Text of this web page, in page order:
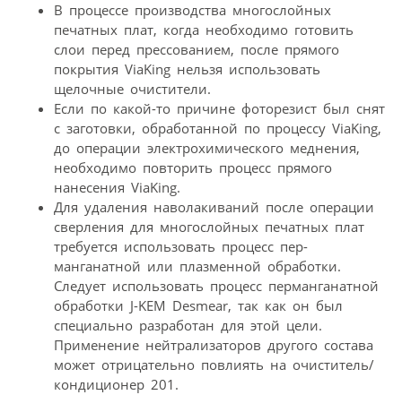
В процессе производства многослойных
печатных плат, когда необходимо готовить
слои перед прессованием, после прямого
покрытия ViaKing нельзя использовать
щелочные очистители.
Если по какой-то причине фоторезист был снят
с заготовки, обработанной по процессу ViaKing,
до операции электрохимического меднения,
необходимо повторить процесс прямого
нанесения ViaKing.
Для удаления наволакиваний после операции
сверления для многослойных печатных плат
требуется использовать процесс пер-
манганатной или плазменной обработки.
Следует использовать процесс перманганатной
обработки J-KEM Desmear, так как он был
специально разработан для этой цели.
Применение нейтрализаторов другого состава
может отрицательно повлиять на очиститель/
кондиционер 201.